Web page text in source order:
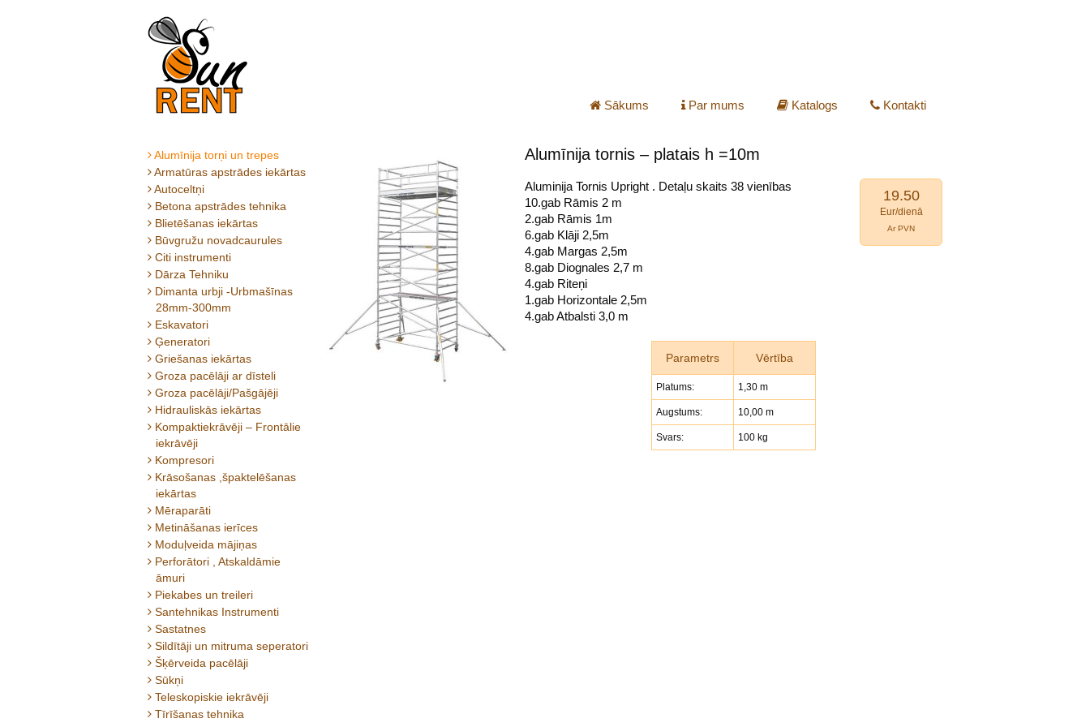
Sākums Par mums Katalogs Kontakti
Alumīnija torņi un trepes
Armatūras apstrādes iekārtas
Autoceltņi
Betona apstrādes tehnika
Blietēšanas iekārtas
Būvgružu novadcaurules
Citi instrumenti
Dārza Tehniku
Dimanta urbji -Urbmašīnas
28mm-300mm
Eskavatori
Ģeneratori
Griešanas iekārtas
Groza pacēlāji ar dīsteli
Groza pacēlāji/Pašgājēji
Hidrauliskās iekārtas
Kompaktiekrāvēji – Frontālie
iekrāvēji
Kompresori
Krāsošanas ,špaktelēšanas
iekārtas
Mēraparāti
Metināšanas ierīces
Moduļveida mājiņas
Perforātori , Atskaldāmie
āmuri
Piekabes un treileri
Santehnikas Instrumenti
Sastatnes
Sildītāji un mitruma seperatori
Šķērveida pacēlāji
Sūkņi
Teleskopiskie iekrāvēji
Tīrīšanas tehnika
Alumīnija tornis – platais h =10m
19.50
Eur/dienā
Ar PVN
Aluminija Tornis Upright . Detaļu skaits 38 vienības
10.gab Rāmis 2 m
2.gab Rāmis 1m
6.gab Klāji 2,5m
4.gab Margas 2,5m
8.gab Diognales 2,7 m
4.gab Riteņi
1.gab Horizontale 2,5m
4.gab Atbalsti 3,0 m
Parametrs Vērtība
Platums: 1,30 m
Augstums: 10,00 m
Svars: 100 kg